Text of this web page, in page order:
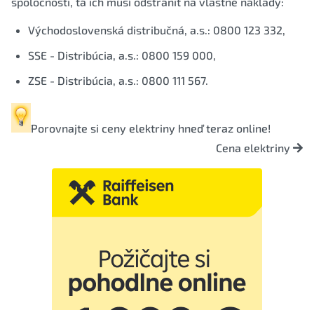
Východoslovenská distribučná, a.s.: 0800 123 332,
SSE - Distribúcia, a.s.: 0800 159 000,
ZSE - Distribúcia, a.s.: 0800 111 567.
Porovnajte si ceny elektriny hneď teraz online!
Cena elektriny